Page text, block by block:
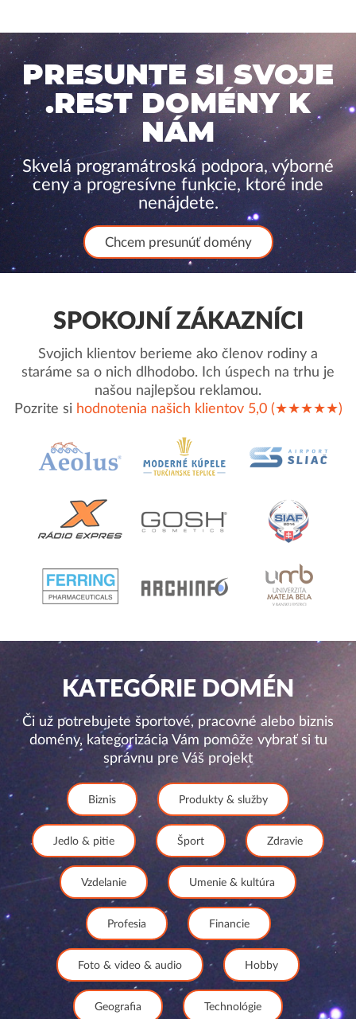
PRESUNTE SI SVOJE
.REST DOMÉNY K
NÁM
Skvelá programátroská podpora, výborné
ceny a progresívne funkcie, ktoré inde
nenájdete.
Chcem presunúť domény
SPOKOJNÍ ZÁKAZNÍCI
Svojich klientov berieme ako členov rodiny a
staráme sa o nich dlhodobo. Ich úspech na trhu je
našou najlepšou reklamou.
Pozrite si hodnotenia našich klientov 5,0 (★★★★★)
KATEGÓRIE DOMÉN
Či už potrebujete športové, pracovné alebo biznis
domény, kategorizácia Vám pomôže vybrať si tu
správnu pre Váš projekt
Biznis Produkty & služby
Jedlo & pitie Šport Zdravie
Vzdelanie Umenie & kultúra
Profesia Financie
Foto & video & audio Hobby
Geografia Technológie